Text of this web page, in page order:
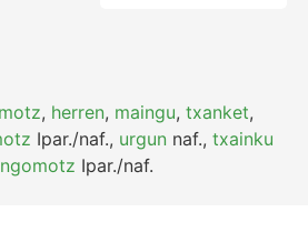
, herren, maingu,txanket,
Ipar./naf., urgun naf.,txainku
Ipar./naf.